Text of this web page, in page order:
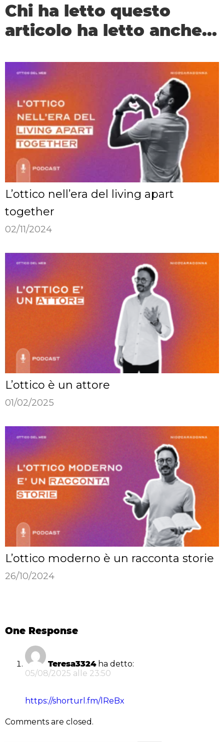
Chi ha letto questo
articolo ha letto anche...
L’ottico nell’era del living apart
together
02/11/2024
L’ottico è un attore
01/02/2025
L’ottico moderno è un racconta storie
26/10/2024
One Response
Teresa3324 ha detto:
05/08/2025 alle 23:50
https://shorturl.fm/lReBx
Comments are closed.